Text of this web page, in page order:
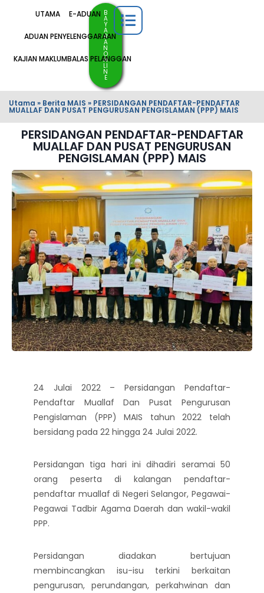
UTAMA E-ADUAN
ADUAN PENYELENGGARAAN
KAJIAN MAKLUMBALAS PELANGGAN
B
A
Y
A
R
A
N
O
N
LI
N
E
Utama » Berita MAIS » PERSIDANGAN PENDAFTAR-PENDAFTAR
MUALLAF DAN PUSAT PENGURUSAN PENGISLAMAN (PPP) MAIS
PERSIDANGAN PENDAFTAR-PENDAFTAR
MUALLAF DAN PUSAT PENGURUSAN
PENGISLAMAN (PPP) MAIS
24 Julai 2022 – Persidangan Pendaftar-
Pendaftar Muallaf Dan Pusat Pengurusan
Pengislaman (PPP) MAIS tahun 2022 telah
bersidang pada 22 hingga 24 Julai 2022.
Persidangan tiga hari ini dihadiri seramai 50
orang peserta di kalangan pendaftar-
pendaftar muallaf di Negeri Selangor, Pegawai-
Pegawai Tadbir Agama Daerah dan wakil-wakil
PPP.
Persidangan diadakan bertujuan
membincangkan isu-isu terkini berkaitan
pengurusan, perundangan, perkahwinan dan